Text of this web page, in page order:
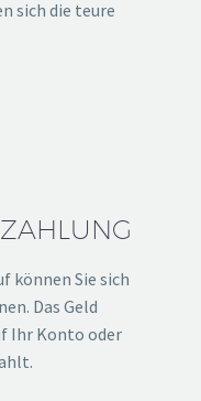
sich die teure
können Sie sich
Das Geld
Ihr Konto oder